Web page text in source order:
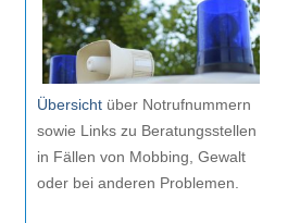
Übersichtüber Notrufnummern
sowie Links zu Beratungsstellen
in Fällen von Mobbing, Gewalt
oder bei anderen Problemen.